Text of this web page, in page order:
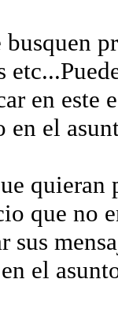
en este
en el
quieran
que no
sus
el